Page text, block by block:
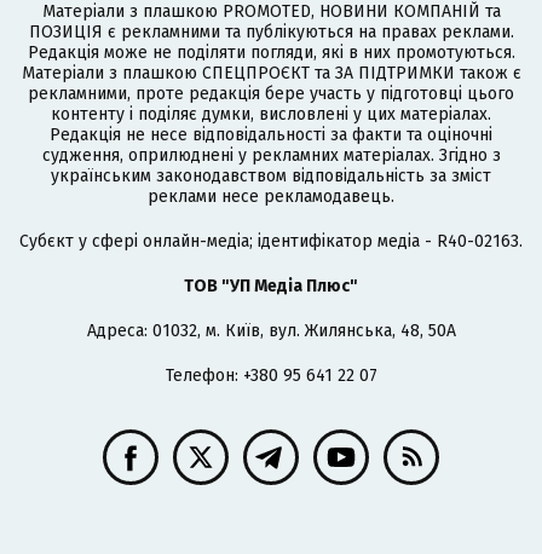
Матеріали з плашкою PROMOTED, НОВИНИ КОМПАНІЙ та
ПОЗИЦІЯ є рекламними та публікуються на правах реклами.
Редакція може не поділяти погляди, які в них промотуються.
Матеріали з плашкою СПЕЦПРОЄКТ та ЗА ПІДТРИМКИ також є
рекламними, проте редакція бере участь у підготовці цього
контенту і поділяє думки, висловлені у цих матеріалах.
Редакція не несе відповідальності за факти та оціночні
судження, оприлюднені у рекламних матеріалах. Згідно з
українським законодавством відповідальність за зміст
реклами несе рекламодавець.
Cубєкт у сфері онлайн-медіа; ідентифікатор медіа - R40-02163.
ТОВ "УП Медіа Плюс"
Адреса: 01032, м. Київ, вул. Жилянська, 48, 50А
Телефон: +380 95 641 22 07